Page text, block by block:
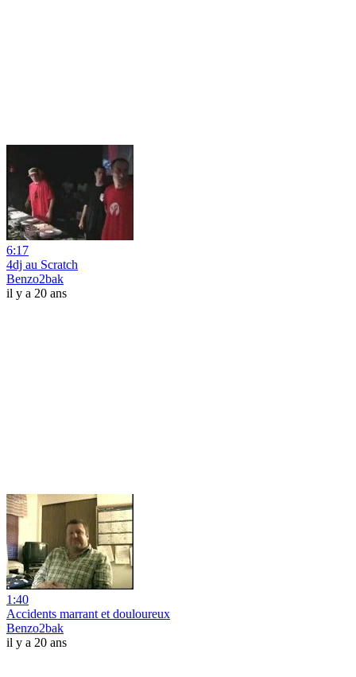
6:17
4dj au Scratch
Benzo2bak
il y a 20 ans
1:40
Accidents marrant et douloureux
Benzo2bak
il y a 20 ans